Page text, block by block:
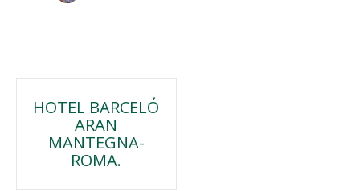
Navegación
entradas
HOTEL BARCELÓ
ARAN
MANTEGNA-
ROMA.